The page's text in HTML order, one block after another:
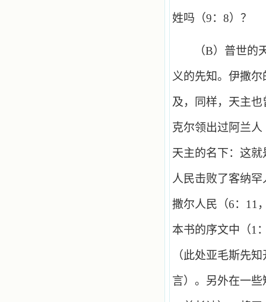
姓吗（9： 8）？
（B）普世的
义的先知。伊撒
及，同样，天主
克尔领出过阿兰人
天主的名下：这
人民击败了客纳罕
撒尔人民（6： 11
本书的序文中（1
（此处亚毛斯先
言）。另外在一